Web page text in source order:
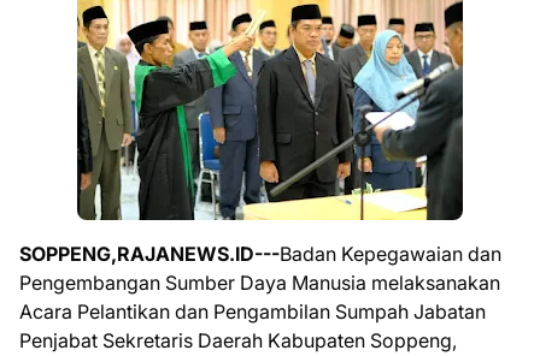
SOPPENG,RAJANEWS.ID---Badan Kepegawaian dan
Pengembangan Sumber Daya Manusia melaksanakan
Acara Pelantikan dan Pengambilan Sumpah Jabatan
Penjabat Sekretaris Daerah Kabupaten Soppeng,